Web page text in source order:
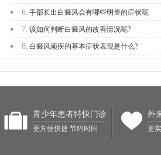
6. 手部长出白癜风会有哪些明显的症状呢
7. 该如何判断白癜风的改善情况呢?
8. 白癜风顽疾的基本症状表现是什么?
青少年患者特快门诊
更方便快捷 节约时间
外
更